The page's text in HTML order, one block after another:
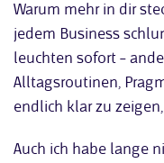
Warum mehr in dir
jedem Business
leuchten sofort –
Alltagsroutinen,
endlich klar zu
Auch ich habe lange